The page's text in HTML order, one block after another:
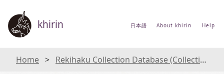
khirin 日本語 About khirin Help
Home Rekihaku Collection Database (Collections Database of the National Museum of Japanese History)